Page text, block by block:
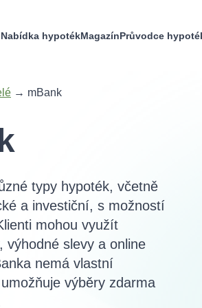
Nabídka hypotékMagazínPrůvodce
→ mBank
typy hypoték, včetně
a investiční, s možností
mohou využít
výhodné slevy a online
nemá vlastní
výběry zdarma